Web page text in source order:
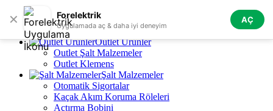
✕ Forelektrik
Uygulamada aç & daha iyi deneyim
AÇ
Skip to navigation Skip to main content
Tüm Kategoriler
Outlet Ürünler
Outlet Şalt Malzemeler
Outlet Klemens
Şalt Malzemeler
Otomatik Sigortalar
Kaçak Akım Koruma Röleleri
Açtırma Bobini